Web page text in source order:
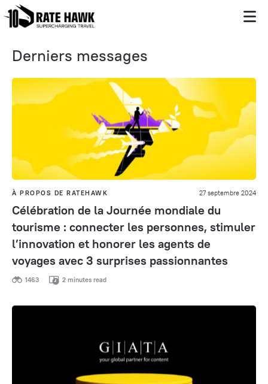
Derniers messages
À PROPOS DE RATEHAWK 27 septembre 2024
Célébration de la Journée mondiale du
tourisme : connecter les personnes, stimuler
l’innovation et honorer les agents de
voyages avec 3 surprises passionnantes
1463 2 minutes read